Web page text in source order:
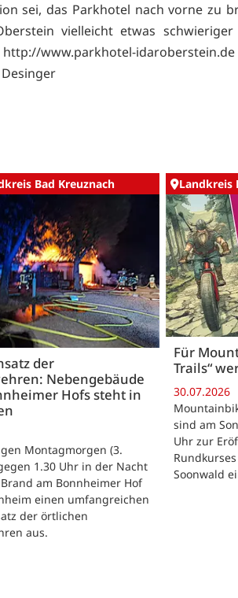
sei, das Parkhotel nach vorne zu
vielleicht etwas
http://www.parkhotel-idaroberstein.de
Bad Kreuznach
der
Nebengebäude
Hofs steht in
Montagmorgen (3.
1.30 Uhr in der Nacht
am Bonnheimer Hof
einen umfangreichen
der örtlichen
aus.
Landkreis
Für
Trails“
30.07.2026
sind am
Uhr zur
Soonwald